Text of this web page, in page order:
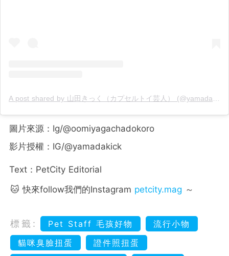
A post shared by 山田きっく（カプセルトイ芸人） (@yamadakick)
圖片來源：Ig/@oomiyagachadokoro
影片授權：IG/@yamadakick
Text：PetCity Editorial
🐱 快來follow我們的Instagram petcity.mag ～
標籤: Pet Staff 毛孩好物
流行小物
貓咪臭臉扭蛋
證件照扭蛋